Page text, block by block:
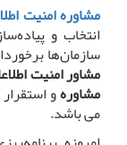
مشاوره امنیت
انتخاب و
سازمان‌ها
مشاور امنیت
مشاوره
می باشد.